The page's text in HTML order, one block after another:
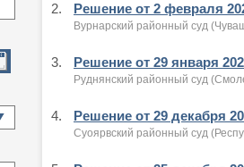
2. Решение от 2 февраля
Вурнарский районный суд
3. Решение от 29 января
Руднянский районный суд
4. Решение от 29 декабря
Суоярвский районный суд